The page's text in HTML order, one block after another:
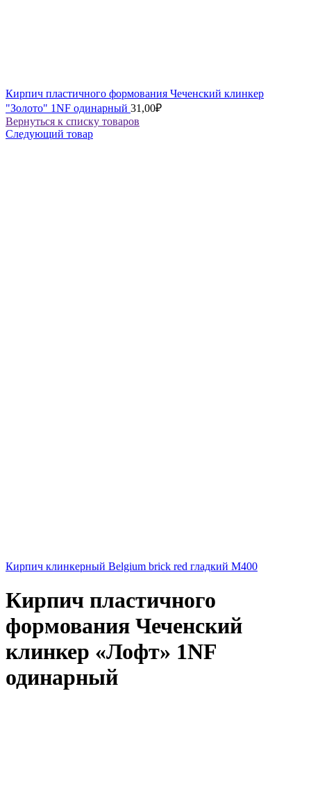
Кирпич пластичного формования Чеченский клинкер
"Золото" 1NF одинарный 31,00₽
Вернуться к списку товаров
Следующий товар
Кирпич клинкерный Belgium brick red гладкий М400
Кирпич пластичного
формования Чеченский
клинкер «Лофт» 1NF
одинарный